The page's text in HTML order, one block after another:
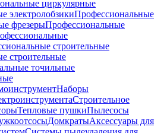
циркулярные
электролобзикиПрофессиональные
фрезерыПрофессиональные
строительные
строительные
точильные
Наборы
Строительное
Тепловые пушкиПылесосы
ДомкратыАксессуары для